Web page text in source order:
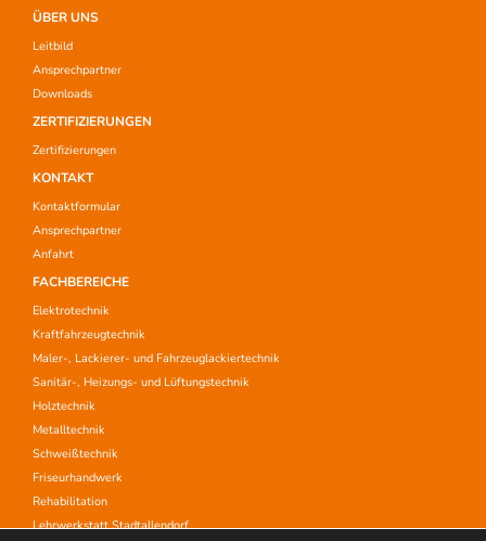
ÜBER UNS
Leitbild
Ansprechpartner
Downloads
ZERTIFIZIERUNGEN
Zertifizierungen
KONTAKT
Kontaktformular
Ansprechpartner
Anfahrt
FACHBEREICHE
Elektrotechnik
Kraftfahrzeugtechnik
Maler-, Lackierer- und Fahrzeuglackiertechnik
Sanitär-, Heizungs- und Lüftungstechnik
Holztechnik
Metalltechnik
Schweißtechnik
Friseurhandwerk
Rehabilitation
Lehrwerkstatt Stadtallendorf